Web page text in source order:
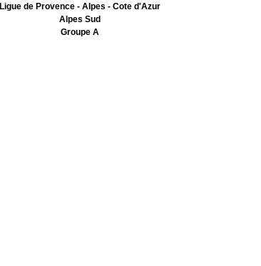
Ligue de Provence - Alpes - Cote d'Azur
Alpes Sud
Groupe A